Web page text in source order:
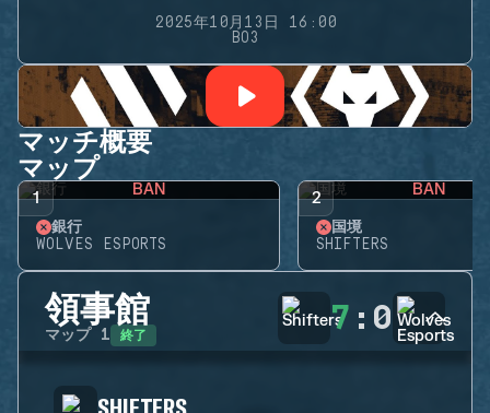
2025年10月13日 16:00
BO3
マッチ概要
マップ
1 BAN
銀行
WOLVES ESPORTS
2 BAN
国境
SHIFTERS
領事館
マップ 1 終了 7 : 0